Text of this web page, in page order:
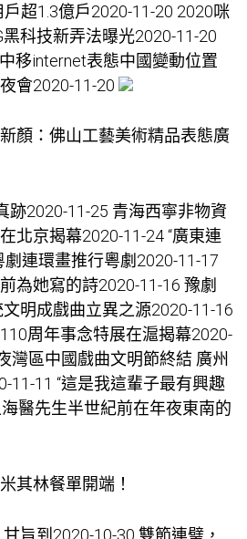
超1.3億戶2020-11-20 2020咪
科技新弄法曝光2020-11-20
移internet表態中國變動位置
會2020-11-20
顏：佛山工藝美術精品表態廣
跡2020-11-25 青海西寧非物資
北京揭幕2020-11-24 “廣東連
連環畫推行粵劇2020-11-17
為她寫的詩2020-11-16 豫劇
文明成戲曲立異之源2020-11-16
周年事念特展在滬揭幕2020-
灣區中國戲曲文明節終結 廣州
11-11 “這是我這輩子最有興趣
醫先生半世紀前在年夜東南的
其林餐單開端！
旨到2020-10-30 雙節連璧，